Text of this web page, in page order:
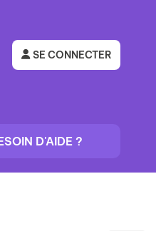
SE CONNECTER
D'AIDE ?